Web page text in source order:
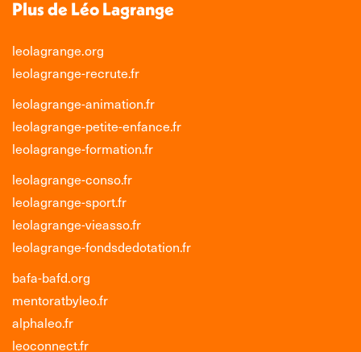
Plus de Léo Lagrange
leolagrange.org
leolagrange-recrute.fr
leolagrange-animation.fr
leolagrange-petite-enfance.fr
leolagrange-formation.fr
leolagrange-conso.fr
leolagrange-sport.fr
leolagrange-vieasso.fr
leolagrange-fondsdedotation.fr
bafa-bafd.org
mentoratbyleo.fr
alphaleo.fr
leoconnect.fr